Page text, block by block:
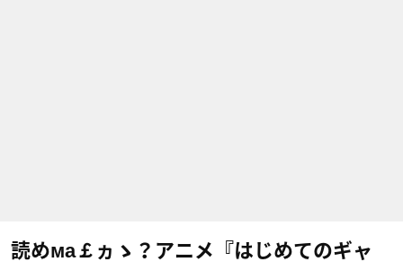
読めма￡ヵゝ？アニメ『はじめてのギャ